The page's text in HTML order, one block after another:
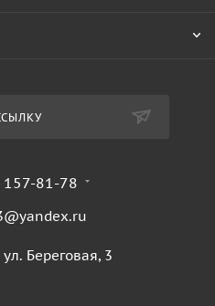
157-81-78
Береговая, 3